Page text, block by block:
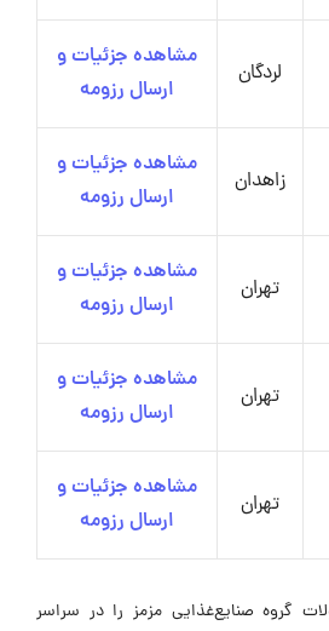
لردگان
مشاهده جزئیات و
ارسال رزومه
زاهدان
مشاهده جزئیات و
ارسال رزومه
تهران
مشاهده جزئیات و
ارسال رزومه
تهران
مشاهده جزئیات و
ارسال رزومه
تهران
مشاهده جزئیات و
ارسال رزومه
گروه صنایع‌غذایی مزمز را در سراسر